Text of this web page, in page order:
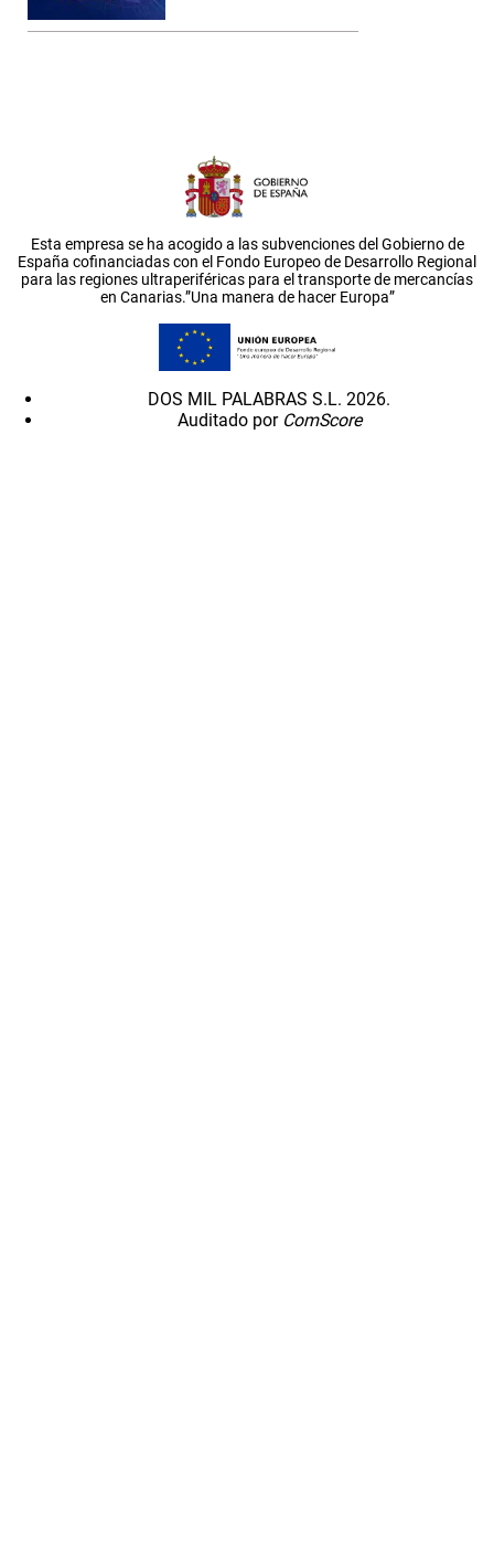
Esta empresa se ha acogido a las subvenciones del Gobierno de
España cofinanciadas con el Fondo Europeo de Desarrollo Regional
para las regiones ultraperiféricas para el transporte de mercancías
en Canarias.”Una manera de hacer Europa”
DOS MIL PALABRAS S.L. 2026.
Auditado por ComScore